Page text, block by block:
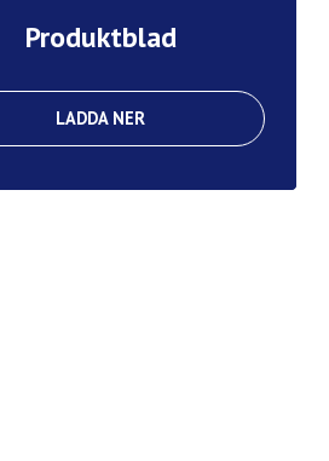
Produktblad
LADDA NER